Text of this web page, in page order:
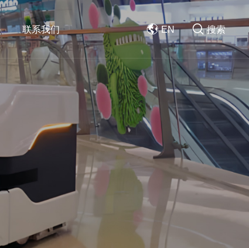
联系我们 EN 搜索